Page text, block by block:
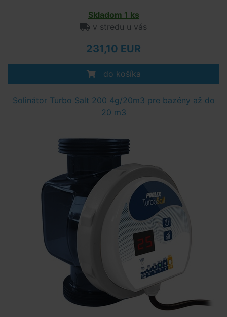
Skladom 1 ks
v stredu u vás
231,10 EUR
do košíka
Solinátor Turbo Salt 200 4g/20m3 pre bazény až do
20 m3